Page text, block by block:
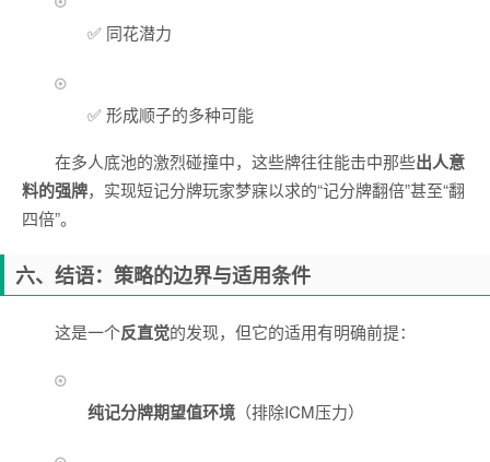
✅ 同花潜力
✅ 形成顺子的多种可能
在多人底池的激烈碰撞中，这些牌往往能击中那些出人意
料的强牌，实现短记分牌玩家梦寐以求的“记分牌翻倍”甚至“翻
四倍”。
六、结语：策略的边界与适用条件
这是一个反直觉的发现，但它的适用有明确前提：
纯记分牌期望值环境 （排除ICM压力）